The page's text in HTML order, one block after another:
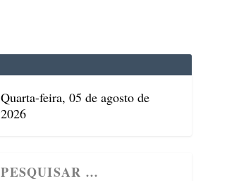
Quarta-feira, 05 de agosto de
2026